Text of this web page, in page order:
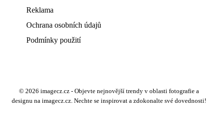
Reklama
Ochrana osobních údajů
Podmínky použití
© 2026 imagecz.cz - Objevte nejnovější trendy v oblasti fotografie a
designu na imagecz.cz. Nechte se inspirovat a zdokonalte své dovednosti!